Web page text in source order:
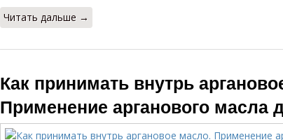
Читать дальше →
Как принимать внутрь
Применение арганового масла